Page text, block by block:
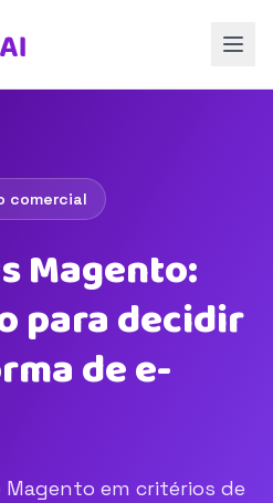
comercial
Magento:
para decidir
de e-
Magento em critérios de